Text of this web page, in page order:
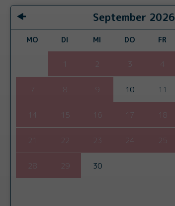
September 2026
MO DI MI DO FR
2 3 4
7 9 10 11
14 16 17 18
21 22 23 24 25
28 29 30